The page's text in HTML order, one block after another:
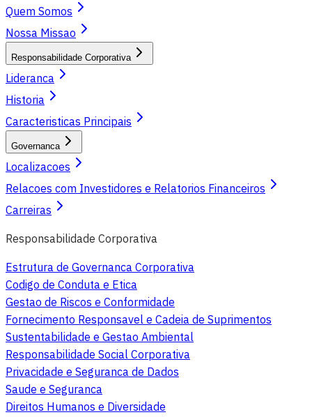
Quem Somos
Nossa Missao
Responsabilidade Corporativa
Lideranca
Historia
Caracteristicas Principais
Governanca
Localizacoes
Relacoes com Investidores e Relatorios Financeiros
Carreiras
Responsabilidade Corporativa
Estrutura de Governanca Corporativa
Codigo de Conduta e Etica
Gestao de Riscos e Conformidade
Fornecimento Responsavel e Cadeia de Suprimentos
Sustentabilidade e Gestao Ambiental
Responsabilidade Social Corporativa
Privacidade e Seguranca de Dados
Saude e Seguranca
Direitos Humanos e Diversidade